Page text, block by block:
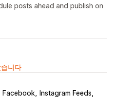
posts ahead and publish on
니다
Facebook
Instagram Feeds